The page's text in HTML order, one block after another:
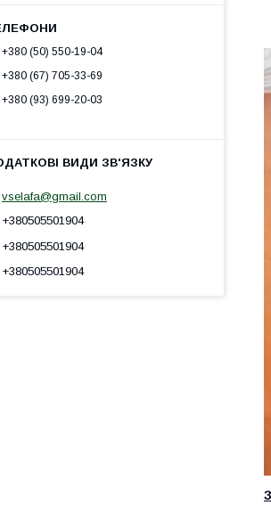
+380 (50) 550-19-04
+380 (67) 705-33-69
+380 (93) 699-20-03
vselafa@gmail.com
+380505501904
+380505501904
+380505501904